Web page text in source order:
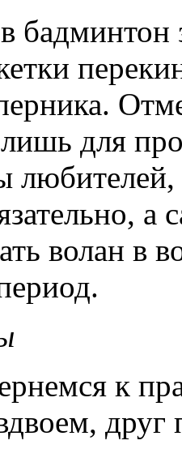
бадминтон
для
а
волан в
к
друг